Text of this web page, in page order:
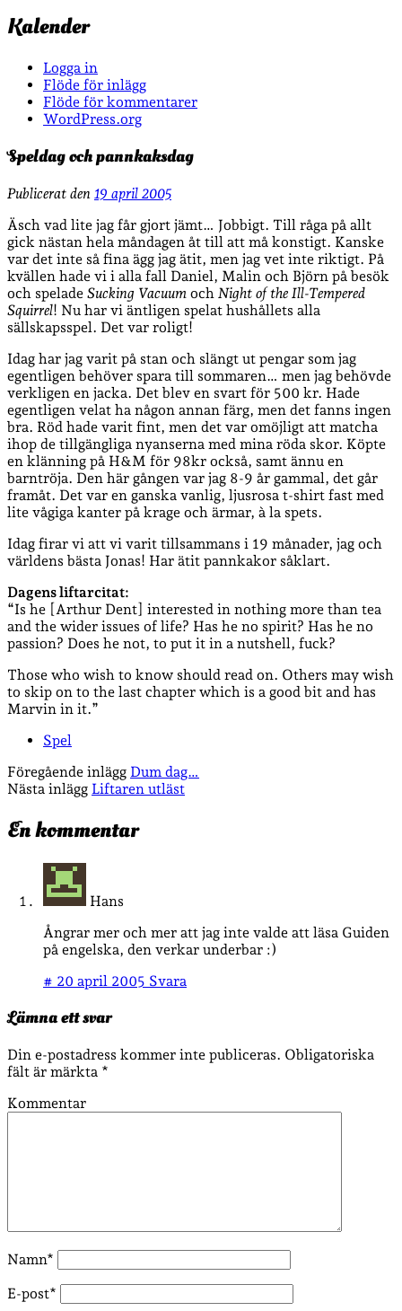
Kalender
Logga in
Flöde för inlägg
Flöde för kommentarer
WordPress.org
Speldag och pannkaksdag
Publicerat den 19 april 2005
Äsch vad lite jag får gjort jämt… Jobbigt. Till råga på allt
gick nästan hela måndagen åt till att må konstigt. Kanske
var det inte så fina ägg jag ätit, men jag vet inte riktigt. På
kvällen hade vi i alla fall Daniel, Malin och Björn på besök
och spelade Sucking Vacuum och Night of the Ill-Tempered
Squirrel! Nu har vi äntligen spelat hushållets alla
sällskapsspel. Det var roligt!
Idag har jag varit på stan och slängt ut pengar som jag
egentligen behöver spara till sommaren… men jag behövde
verkligen en jacka. Det blev en svart för 500 kr. Hade
egentligen velat ha någon annan färg, men det fanns ingen
bra. Röd hade varit fint, men det var omöjligt att matcha
ihop de tillgängliga nyanserna med mina röda skor. Köpte
en klänning på H&M för 98kr också, samt ännu en
barntröja. Den här gången var jag 8-9 år gammal, det går
framåt. Det var en ganska vanlig, ljusrosa t-shirt fast med
lite vågiga kanter på krage och ärmar, à la spets.
Idag firar vi att vi varit tillsammans i 19 månader, jag och
världens bästa Jonas! Har ätit pannkakor såklart.
Dagens liftarcitat:
“Is he [Arthur Dent] interested in nothing more than tea
and the wider issues of life? Has he no spirit? Has he no
passion? Does he not, to put it in a nutshell, fuck?
Those who wish to know should read on. Others may wish
to skip on to the last chapter which is a good bit and has
Marvin in it.”
Spel
Föregående inlägg Dum dag…
Nästa inlägg Liftaren utläst
En kommentar
Hans
Ångrar mer och mer att jag inte valde att läsa Guiden
på engelska, den verkar underbar :)
# 20 april 2005 Svara
Lämna ett svar
Din e-postadress kommer inte publiceras. Obligatoriska
fält är märkta *
Kommentar
Namn*
E-post*